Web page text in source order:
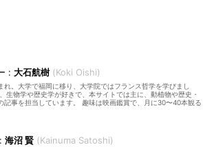
大石航樹 Koki Oishi
れ。大学で福岡に移り、大学院ではフランス哲学を学びまし
生物学や歴史学が好きで、本サイトでは主に、動植物や歴史・
記事を担当しています。 趣味は映画鑑賞で、月に30〜40本観る
海沼 賢 Kainuma Satoshi